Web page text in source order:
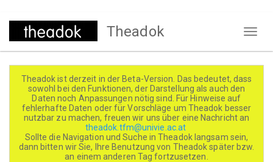
Direkt
Theadok
Theadok ist derzeit in der Beta-Version. Das bedeutet, dass
sowohl bei den Funktionen, der Darstellung als auch den
Daten noch Anpassungen nötig sind. Für Hinweise auf
fehlerhafte Daten oder für Vorschläge um Theadok besser
nutzbar zu machen, freuen wir uns über eine Nachricht an
theadok.tfm@univie.ac.at
Sollte die Navigation und Suche in Theadok langsam sein,
dann bitten wir Sie, Ihre Benutzung von Theadok später bzw.
an einem anderen Tag fortzusetzen.